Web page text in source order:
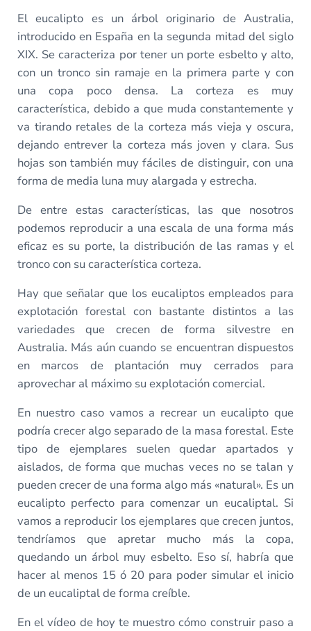
El eucalipto es un árbol originario de Australia,
introducido en España en la segunda mitad del siglo
XIX. Se caracteriza por tener un porte esbelto y alto,
con un tronco sin ramaje en la primera parte y con
una copa poco densa. La corteza es muy
característica, debido a que muda constantemente y
va tirando retales de la corteza más vieja y oscura,
dejando entrever la corteza más joven y clara. Sus
hojas son también muy fáciles de distinguir, con una
forma de media luna muy alargada y estrecha.
De entre estas características, las que nosotros
podemos reproducir a una escala de una forma más
eficaz es su porte, la distribución de las ramas y el
tronco con su característica corteza.
Hay que señalar que los eucaliptos empleados para
explotación forestal con bastante distintos a las
variedades que crecen de forma silvestre en
Australia. Más aún cuando se encuentran dispuestos
en marcos de plantación muy cerrados para
aprovechar al máximo su explotación comercial.
En nuestro caso vamos a recrear un eucalipto que
podría crecer algo separado de la masa forestal. Este
tipo de ejemplares suelen quedar apartados y
aislados, de forma que muchas veces no se talan y
pueden crecer de una forma algo más «natural». Es un
eucalipto perfecto para comenzar un eucaliptal. Si
vamos a reproducir los ejemplares que crecen juntos,
tendríamos que apretar mucho más la copa,
quedando un árbol muy esbelto. Eso sí, habría que
hacer al menos 15 ó 20 para poder simular el inicio
de un eucaliptal de forma creíble.
En el vídeo de hoy te muestro cómo construir paso a